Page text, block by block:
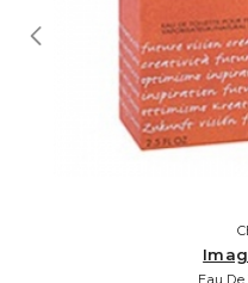
Eau